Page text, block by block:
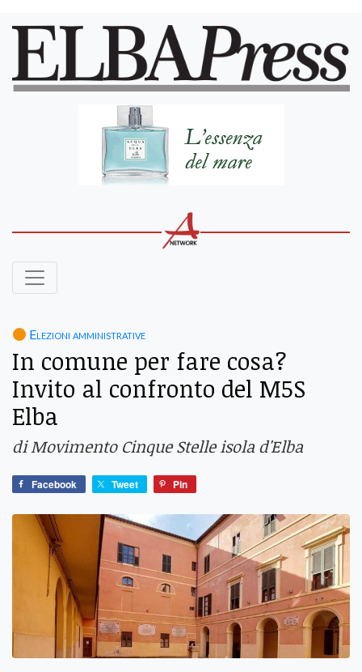
Elezioni amministrative
In comune per fare cosa?
Invito al confronto del M5S
Elba
di Movimento Cinque Stelle isola d'Elba
Facebook Tweet Pin